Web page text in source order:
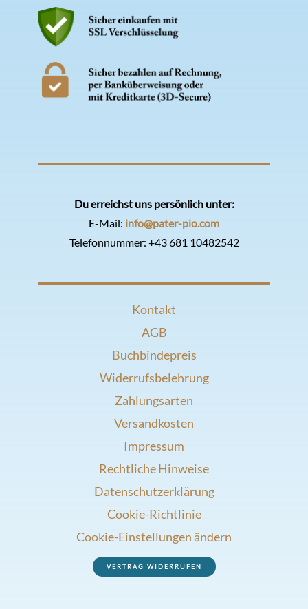
Du erreichst uns persönlich unter:
E-Mail: info@pater-pio.com
Telefonnummer: +43 681 10482542
Kontakt
AGB
Buchbindepreis
Widerrufsbelehrung
Zahlungsarten
Versandkosten
Impressum
Rechtliche Hinweise
Datenschutzerklärung
Cookie-Richtlinie
Cookie-Einstellungen ändern
VERTRAG WIDERRUFEN